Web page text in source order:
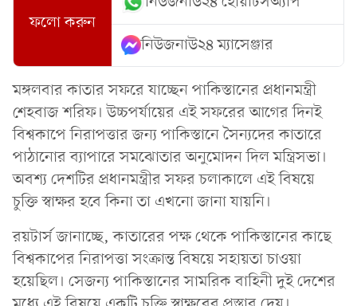
ফলো করুন
নিউজনাউ২৪ ম্যাসেঞ্জার
মঙ্গলবার কাতার সফরে যাচ্ছেন পাকিস্তানের প্রধানমন্ত্রী
শেহবাজ শরিফ। উচ্চপর্যায়ের এই সফরের আগের দিনই
বিশ্বকাপে নিরাপত্তার জন্য পাকিস্তানে সৈন্যদের কাতারে
পাঠানোর ব্যাপারে সমঝোতার অনুমোদন দিল মন্ত্রিসভা।
অবশ্য দেশটির প্রধানমন্ত্রীর সফর চলাকালে এই বিষয়ে
চুক্তি স্বাক্ষর হবে কিনা তা এখনো জানা যায়নি।
রয়টার্স জানাচ্ছে, কাতারের পক্ষ থেকে পাকিস্তানের কাছে
বিশ্বকাপের নিরাপত্তা সংক্রান্ত বিষয়ে সহায়তা চাওয়া
হয়েছিল। সেজন্য পাকিস্তানের সামরিক বাহিনী দুই দেশের